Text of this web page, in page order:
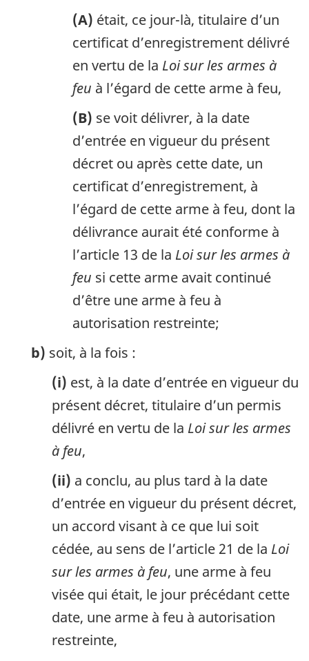
(A) était, ce jour-là, titulaire d’un
certificat d’enregistrement délivré
en vertu de la Loi sur les armes à
feu à l’égard de cette arme à feu,
(B) se voit délivrer, à la date
d’entrée en vigueur du présent
décret ou après cette date, un
certificat d’enregistrement, à
l’égard de cette arme à feu, dont la
délivrance aurait été conforme à
l’article 13 de la Loi sur les armes à
feu si cette arme avait continué
d’être une arme à feu à
autorisation restreinte;
b) soit, à la fois :
(i) est, à la date d’entrée en vigueur du
présent décret, titulaire d’un permis
délivré en vertu de la Loi sur les armes
à feu,
(ii) a conclu, au plus tard à la date
d’entrée en vigueur du présent décret,
un accord visant à ce que lui soit
cédée, au sens de l’article 21 de la Loi
sur les armes à feu, une arme à feu
visée qui était, le jour précédant cette
date, une arme à feu à autorisation
restreinte,